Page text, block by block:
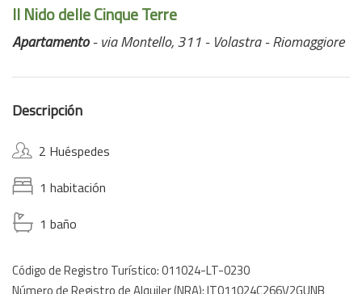
Il Nido delle Cinque Terre
Apartamento- via Montello, 311 - Volastra - Riomaggiore
Descripción
2 Huéspedes
1 habitación
1 baño
Código de Registro Turístico: 011024-LT-0230